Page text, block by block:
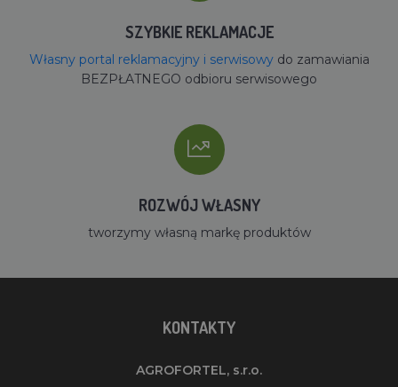
SZYBKIE REKLAMACJE
Własny portal reklamacyjny i serwisowydo zamawiania
BEZPŁATNEGO odbioru serwisowego
ROZWÓJ WŁASNY
tworzymy własną markę produktów
KONTAKTY
AGROFORTEL, s.r.o.